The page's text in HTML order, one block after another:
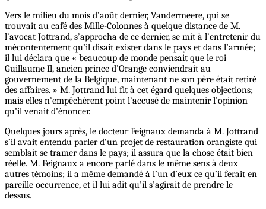
Vers le milieu du mois d’août dernier, Vandermeere, qui se
trouvait au café des Mille-Colonnes à quelque distance de M.
l’avocat Jottrand, s’approcha de ce dernier, se mit à l’entretenir du
mécontentement qu’il disait exister dans le pays et dans l’armée;
il lui déclara que « beaucoup de monde pensait que le roi
Guillaume Il, ancien prince d’Orange conviendrait au
gouvernement de la Belgique, maintenant ne son père était retiré
des affaires. » M. Jottrand lui fit à cet égard quelques objections;
mais elles n’empêchèrent point l’accusé de maintenir l’opinion
qu’il venait d’énoncer.
Quelques jours après, le docteur Feignaux demanda à M. Jottrand
s’il avait entendu parler d’un projet de restauration orangiste qui
semblait se tramer dans le pays; il assura que la chose était bien
réelle. M. Feignaux a encore parlé dans le même sens à deux
autres témoins; il a même demandé à l’un d’eux ce qu’il ferait en
pareille occurrence, et il lui adit qu’il s’agirait de prendre le
dessus.